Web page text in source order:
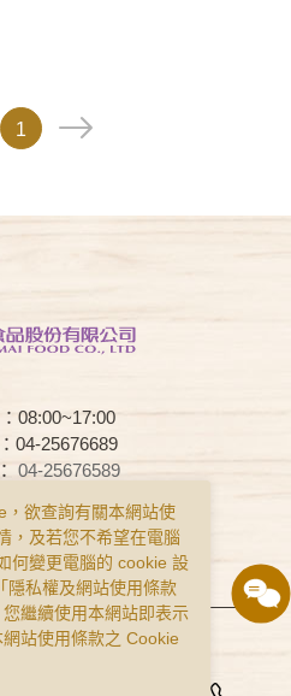
1
08:00~17:00
04-25676689
04-25676589
說明
隱私權政策
務條款
All Rights Reserved.
B-122977643-00001-0
，欲查詢有關本網站使
，及若您不希望在電腦
何變更電腦的 cookie 設
隱私權及網站使用條款
繼續使用本網站即表示
站使用條款之 Cookie